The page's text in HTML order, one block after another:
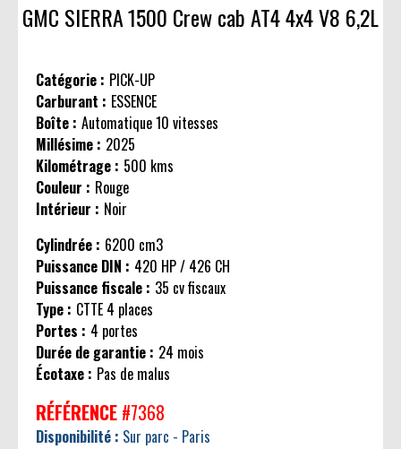
GMC SIERRA1500 Crew cab AT4 4x4 V8 6,2L
Catégorie : PICK-UP
Carburant : ESSENCE
Boîte : Automatique 10 vitesses
Millésime : 2025
Kilométrage : 500 kms
Couleur : Rouge
Intérieur : Noir
Cylindrée : 6200 cm3
Puissance DIN : 420 HP / 426 CH
Puissance fiscale : 35 cv fiscaux
Type : CTTE 4 places
Portes : 4 portes
Durée de garantie : 24 mois
Écotaxe : Pas de malus
RÉFÉRENCE #7368
Disponibilité : Sur parc - Paris